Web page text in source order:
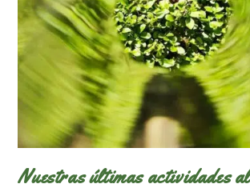
Nuestras últimas actividades